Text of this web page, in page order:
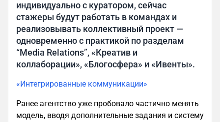
индивидуально с куратором, сейчас
стажеры будут работать в командах и
реализовывать коллективный проект —
одновременно с практикой по разделам
“Media Relations”, «Креатив и
коллаборации», «Блогосфера» и «Ивенты».
«Интегрированные коммуникации»
Ранее агентство уже пробовало частично менять
модель, вводя дополнительные задания и систему